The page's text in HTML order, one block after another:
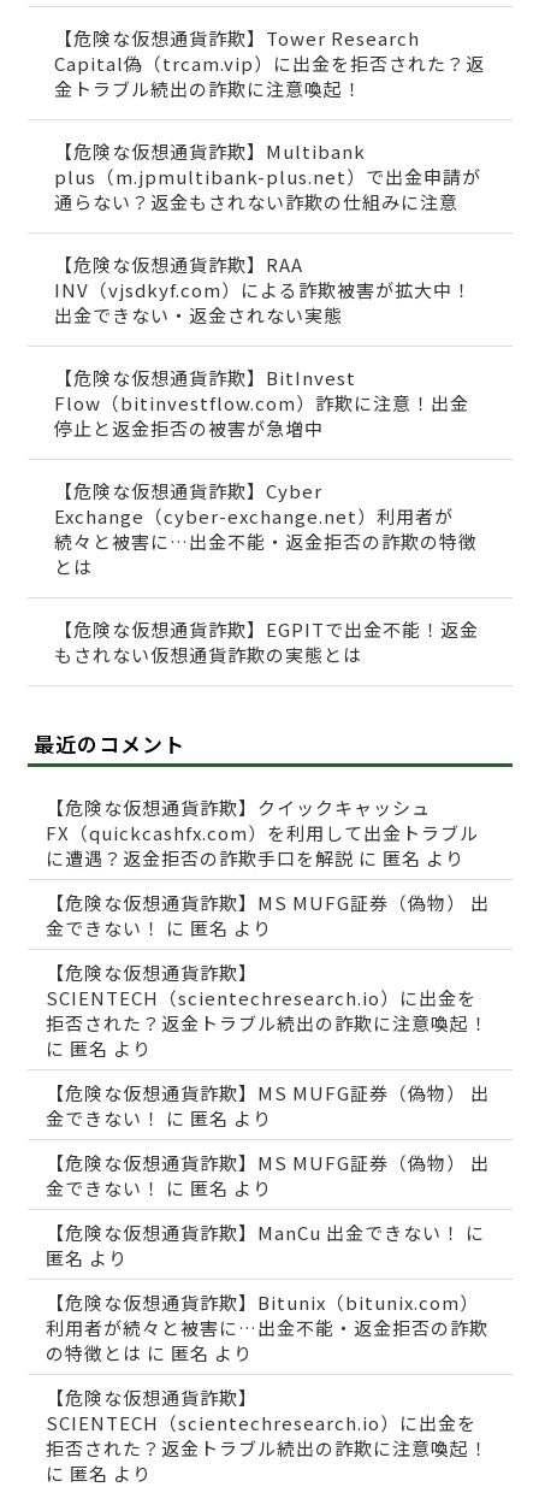
【危険な仮想通貨詐欺】Tower Research
Capital偽（trcam.vip）に出金を拒否された？返
金トラブル続出の詐欺に注意喚起！
【危険な仮想通貨詐欺】Multibank
plus（m.jpmultibank-plus.net）で出金申請が
通らない？返金もされない詐欺の仕組みに注意
【危険な仮想通貨詐欺】RAA
INV（vjsdkyf.com）による詐欺被害が拡大中！
出金できない・返金されない実態
【危険な仮想通貨詐欺】BitInvest
Flow（bitinvestflow.com）詐欺に注意！出金
停止と返金拒否の被害が急増中
【危険な仮想通貨詐欺】Cyber
Exchange（cyber-exchange.net）利用者が
続々と被害に…出金不能・返金拒否の詐欺の特徴
とは
【危険な仮想通貨詐欺】EGPITで出金不能！返金
もされない仮想通貨詐欺の実態とは
最近のコメント
【危険な仮想通貨詐欺】クイックキャッシュ
FX（quickcashfx.com）を利用して出金トラブル
に遭遇？返金拒否の詐欺手口を解説 に 匿名 より
【危険な仮想通貨詐欺】MS MUFG証券（偽物） 出
金できない！
に 匿名 より
【危険な仮想通貨詐欺】
SCIENTECH（scientechresearch.io）に出金を
拒否された？返金トラブル続出の詐欺に注意喚起！
に 匿名 より
【危険な仮想通貨詐欺】MS MUFG証券（偽物） 出
金できない！
に 匿名 より
【危険な仮想通貨詐欺】MS MUFG証券（偽物） 出
金できない！
に 匿名 より
【危険な仮想通貨詐欺】ManCu 出金できない！
に
匿名 より
【危険な仮想通貨詐欺】Bitunix（bitunix.com）
利用者が続々と被害に…出金不能・返金拒否の詐欺
の特徴とは に 匿名 より
【危険な仮想通貨詐欺】
SCIENTECH（scientechresearch.io）に出金を
拒否された？返金トラブル続出の詐欺に注意喚起！
に 匿名 より